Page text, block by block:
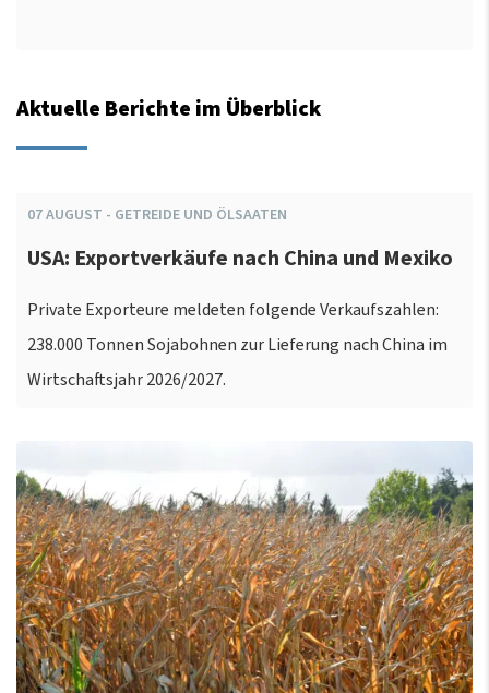
Aktuelle Berichte im Überblick
07AUGUST - GETREIDE UND ÖLSAATEN
USA: Exportverkäufe nach China und Mexiko
Private Exporteure meldeten folgende Verkaufszahlen:
238.000 Tonnen Sojabohnen zur Lieferung nach China im
Wirtschaftsjahr 2026/2027.